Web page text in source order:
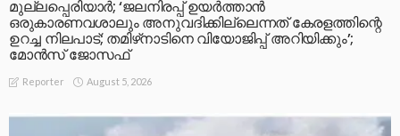
മുല്ലപ്പെരിയാര്‍; ‘ജലനിരപ്പ് ഉയര്‍ത്താന്‍
ഒരുകാരണവശാലും അനുവദിക്കില്ലെന്നത് കേരളത്തിന്റെ
ഉറച്ച നിലപാട്; തമിഴ്‌നാടിനെ വിയോജിപ്പ് അറിയിക്കും’;
മോന്‍സ് ജോസഫ്
Reporter August 5, 2026